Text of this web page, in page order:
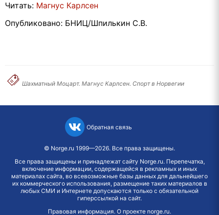
Читать: Магнус Карлсен
Опубликовано: БНИЦ/Шпилькин С.В.
Шахматный Моцарт. Магнус Карлсен. Спорт в Норвегии
Обратная связь
© Norge.ru 1999—2026. Все права защищены.
Все права защищены и принадлежат сайту Norge.ru. Перепечатка,
включение информации, содержащейся в рекламных и иных
материалах сайта, во всевозможные базы данных для дальнейшего
их коммерческого использования, размещение таких материалов в
любых СМИ и Интернете допускаются только с обязательной
гиперссылкой на сайт.
Правовая информация. О проекте norge.ru.